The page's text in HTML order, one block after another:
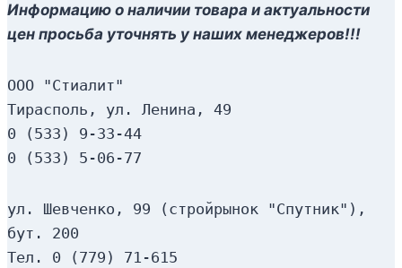
Информацию о наличии товара и актуальности
цен просьба уточнять у наших менеджеров!!!
ООО "Стиалит"
Тирасполь, ул. Ленина, 49
0 (533) 9-33-44
0 (533) 5-06-77
ул. Шевченко, 99 (стройрынок "Спутник"),
бут. 200
Тел. 0 (779) 71-615